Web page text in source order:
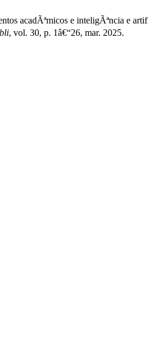
acadÃªmicos e inteligÃªncia e
, vol. 30, p. 1â€“26, mar. 2025.